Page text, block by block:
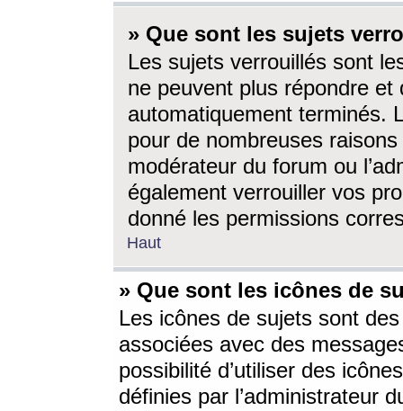
» Que sont les sujets
Les sujets verrouillés sont
ne peuvent plus répondre
automatiquement terminés.
pour de nombreuses
modérateur du forum ou
également verrouiller vos
donné les permissions
Haut
» Que sont les icônes de
Les icônes de sujets sont
associées avec des
possibilité d’utiliser des
définies par l’administrateur